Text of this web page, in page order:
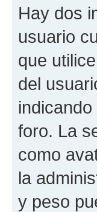
Hay dos
usuario
que
del
foro. La
como
la
y peso